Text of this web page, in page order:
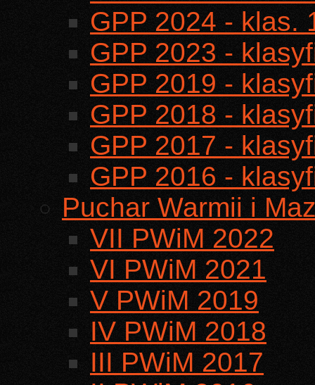
GPP 2024 - klas.
GPP 2023 -
GPP 2019 -
GPP 2018 -
GPP 2017 -
GPP 2016 -
Puchar Warmii i
VII PWiM 2022
VI PWiM 2021
V PWiM 2019
IV PWiM 2018
III PWiM 2017